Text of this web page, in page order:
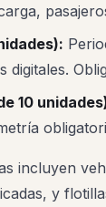
digitales.
10
incluyen
y